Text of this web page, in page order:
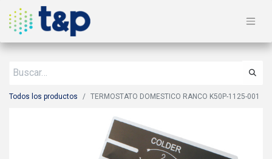
Todos los productos TERMOSTATO DOMESTICO RANCO K50P-1125-001